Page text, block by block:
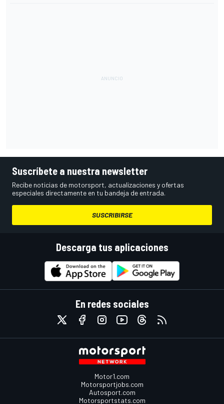
Suscríbete a nuestra newsletter
Recibe noticias de motorsport, actualizaciones y ofertas
especiales directamente en tu bandeja de entrada.
SUSCRIBIRSE
Descarga tus aplicaciones
En redes sociales
Motor1.com
Motorsportjobs.com
Autosport.com
Motorsportstats.com